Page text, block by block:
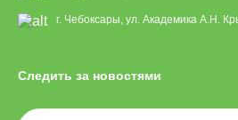
г. Чебоксары, ул. Академика А.Н.
Следить за новостями